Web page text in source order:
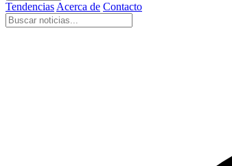
Tendencias Acerca de Contacto